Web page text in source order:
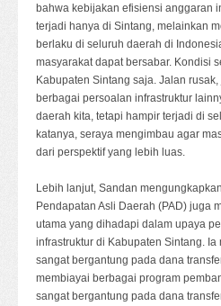
bahwa kebijakan efisiensi anggaran
terjadi hanya di Sintang, melainkan
berlaku di seluruh daerah di
masyarakat dapat bersabar. Kondisi
Kabupaten Sintang saja. Jalan
berbagai persoalan infrastruktur
daerah kita, tetapi hampir terjadi di
katanya, seraya mengimbau agar
dari perspektif yang lebih luas.
Lebih lanjut, Sandan
Pendapatan Asli Daerah (PAD) juga
utama yang dihadapi dalam upaya
infrastruktur di Kabupaten Sintang.
sangat bergantung pada dana
membiayai berbagai program
sangat bergantung pada dana